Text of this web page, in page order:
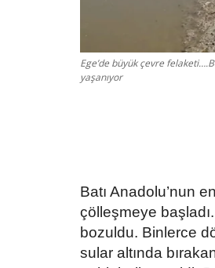
Ege’de büyük çevre
yaşanıyor
Batı Anadolu’nun
çölleşmeye
bozuldu. Binlerce
sular altında